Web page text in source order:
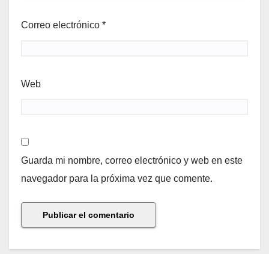
Correo electrónico *
Web
Guarda mi nombre, correo electrónico y web en este
navegador para la próxima vez que comente.